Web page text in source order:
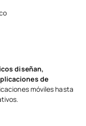
diseñan,
de
móviles hasta